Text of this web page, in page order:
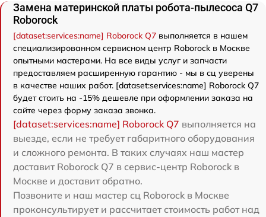
Замена материнской платы робота-пылесоса Q7
Roborock
[dataset:services:name] Roborock Q7 выполняется в нашем
специализированном сервисном центр Roborock в Москве
опытными мастерами. На все виды услуг и запчасти
предоставляем расширенную гарантию - мы в сц уверены
в качестве наших работ. [dataset:services:name] Roborock Q7
будет стоить на -15% дешевле при оформлении заказа на
сайте через форму заказа звонка.
[dataset:services:name] Roborock Q7 выполняется на
выезде, если не требует габаритного оборудования
и сложного ремонта. В таких случаях наш мастер
доставит Roborock Q7 в сервис-центр Roborock в
Москве и доставит обратно.
Позвоните и наш мастер сц Roborock в Москве
проконсультирует и рассчитает стоимость работ над